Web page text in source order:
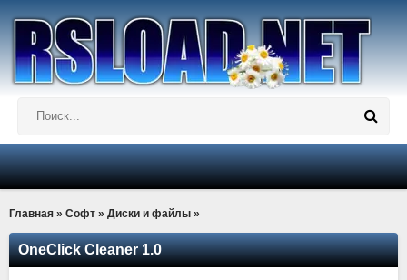
Главная » Софт » Диски и файлы »
OneClick Cleaner 1.0